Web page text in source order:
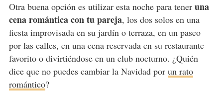
Otra buena opción es utilizar esta noche para tener una
cena romántica con tu pareja, los dos solos en una
fiesta improvisada en su jardín o terraza, en un paseo
por las calles, en una cena reservada en su restaurante
favorito o divirtiéndose en un club nocturno. ¿Quién
dice que no puedes cambiar la Navidad por un rato
romántico?